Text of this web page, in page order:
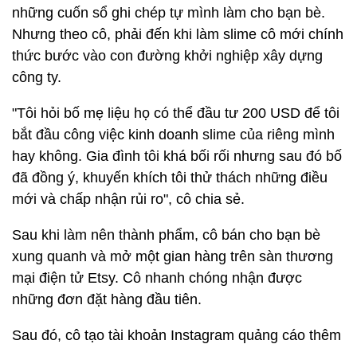
những cuốn sổ ghi chép tự mình làm cho bạn bè.
Nhưng theo cô, phải đến khi làm slime cô mới chính
thức bước vào con đường khởi nghiệp xây dựng
công ty.
"Tôi hỏi bố mẹ liệu họ có thể đầu tư 200 USD để tôi
bắt đầu công việc kinh doanh slime của riêng mình
hay không. Gia đình tôi khá bối rối nhưng sau đó bố
đã đồng ý, khuyến khích tôi thử thách những điều
mới và chấp nhận rủi ro", cô chia sẻ.
Sau khi làm nên thành phẩm, cô bán cho bạn bè
xung quanh và mở một gian hàng trên sàn thương
mại điện tử Etsy. Cô nhanh chóng nhận được
những đơn đặt hàng đầu tiên.
Sau đó, cô tạo tài khoản Instagram quảng cáo thêm